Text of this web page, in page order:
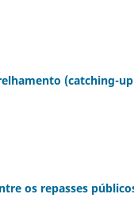
(catching-
os repasses